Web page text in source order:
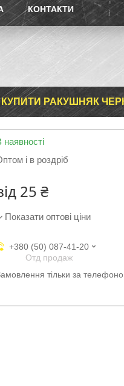
КОНТАКТИ
КУПИТИ РАКУШНЯК
наявності
і в роздріб
25 ₴
Показати оптові ціни
+380 (50) 087-41-20
Отд продаж
тільки за